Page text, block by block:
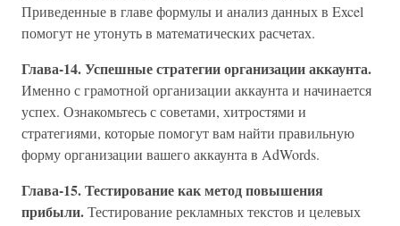
Приведенные в главе формулы и анализ данных в Excel
помогут не утонуть в математических расчетах.
Глава-14. Успешные стратегии организации аккаунта.
Именно с грамотной организации аккаунта и начинается
успех. Ознакомьтесь с советами, хитростями и
стратегиями, которые помогут вам найти правильную
форму организации вашего аккаунта в AdWords.
Глава-15. Тестирование как метод повышения
прибыли.Тестирование рекламных текстов и целевых